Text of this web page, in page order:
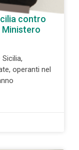
contro
Ministero
operanti nel